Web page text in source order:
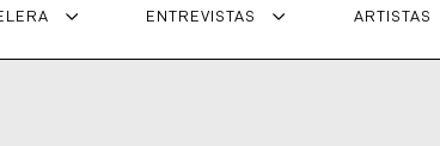
ENTREVISTAS ARTISTAS